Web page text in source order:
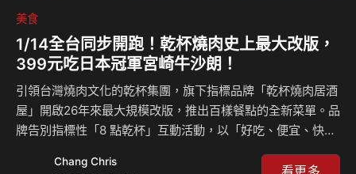
美食
1/14全台同步開跑！乾杯燒肉史上最大改版，
399元吃日本冠軍宮崎牛沙朗！
引領台灣燒肉文化的乾杯集團，旗下指標品牌「乾杯燒肉居酒
屋」開啟26年來最大規模改版，推出百樣餐點的全新菜單。品
牌告別指標性「8 點乾杯」互動活動，以「好吃、便宜、快
大幅降低和牛門檻，讓饕客輕鬆享受高CP值燒肉。全台門店
Chang Chris